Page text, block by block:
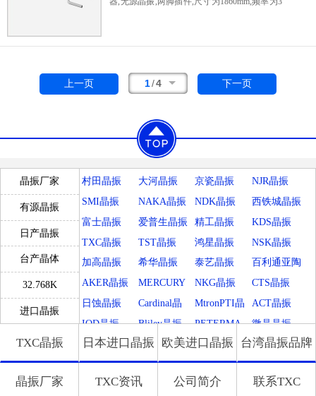
低,尺寸小的优势很快便占领了市场的大半份
上,常用在比较低端的电子物品比如儿童玩具
车,电磁炉,电子称等产品,
上一页 1/4 下一页
晶振厂家
有源晶振
日产晶振
台产晶体
32.768K
进口晶振
村田晶振 大河晶振 京瓷晶振
NJR晶振
SMI晶振
NAKA晶振 NDK晶振
西铁城晶振
富士晶振
爱普生晶振 精工晶振
KDS晶振
TXC晶振
TST晶振 鸿星晶振
NSK晶振
加高晶振
希华晶振 泰艺晶振
百利通亚陶
晶振
AKER晶振
MERCURY
晶振
NKG晶振
CTS晶振
日蚀晶振
Cardinal晶
振
MtronPTI晶
振
ACT晶振
IQD晶振
Bliley晶振
PETERMA
NN晶振
微晶晶振
拉隆晶振
Crystek晶振 QANTEK晶
振
MTI-Millire
n晶振
Microchip晶 GED晶振
FCD-Tech晶
振
瑞康晶振
格林雷晶振
Euroquartz
QuartzCom
LiHom晶振
TXC晶振 日本进口晶振 欧美进口晶振 台湾晶振品牌
晶振厂家 TXC资讯 公司简介 联系TXC